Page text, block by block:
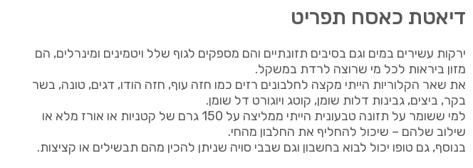
דיאטת כאסח תפריט
ירקות עשירים במים וגם בסיבים תזונתיים והם מספקים לגוף שלל ויטמינים ומינרלים, הם
מזון ביראות לכל מי שרוצה לרדת במשקל.
את שאר הקלוריות הייתי מקצה לחלבונים רזים כמו חזה עוף, חזה הודו, דגים, טונה, בשר
בקר, ביצים, גבינות דלות שומן, קוטג ויוגורט דל שומן.
למי ששומר על תזונה טבעונית הייתי ממליצה על 150 גרם של קטניות או אורז מלא או
שילוב שלהם – שיכול להחליף את החלבון מהחי.
בנוסף, גם טופו יכול לבוא בחשבון וגם שבבי סויה שניתן להכין מהם תבשילים או קציצות.